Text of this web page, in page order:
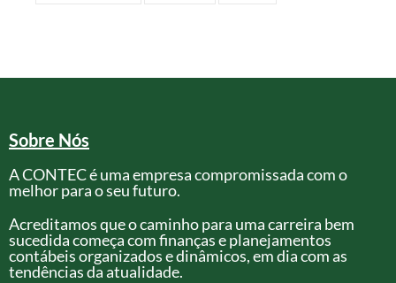
Sobre Nós
A CONTEC é uma empresa compromissada com o
melhor para o seu futuro.
Acreditamos que o caminho para uma carreira bem
sucedida começa com finanças e planejamentos
contábeis organizados e dinâmicos, em dia com as
tendências da atualidade.